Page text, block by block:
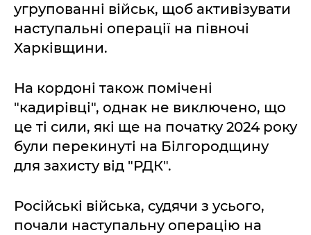
угрупованні військ, щоб активізувати
наступальні операції на півночі
Харківщини.
На кордоні також помічені
"кадирівці", однак не виключено, що
це ті сили, які ще на початку 2024 року
були перекинуті на Білгородщину
для захисту від "РДК".
Російські війська, судячи з усього,
почали наступальну операцію на